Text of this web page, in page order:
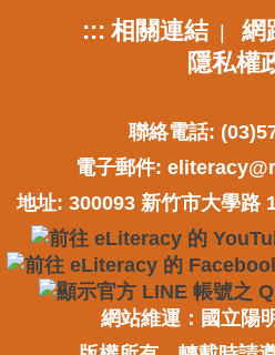
::: 相關連結| 網
隱私權
聯絡電話:
電子郵件:
地址: 300093 新竹市大學路
網站維運：國立陽